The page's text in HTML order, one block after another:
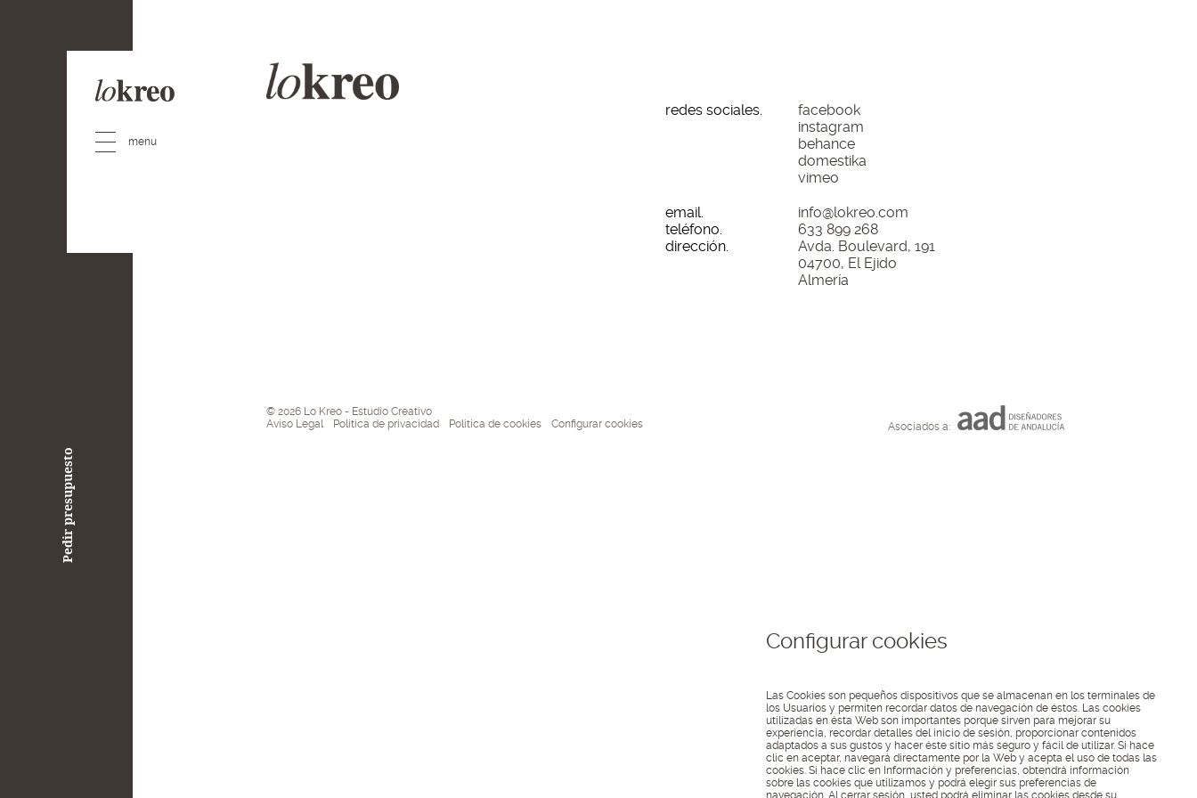
Pedir presupuesto
redes sociales.
facebook
instagram
behance
domestika
vimeo
email.
info@lokreo.com
teléfono.
633 899 268
dirección.
Avda. Boulevard, 191
04700, El Ejido
Almería
© 2026 Lo Kreo - Estudio Creativo
Aviso Legal
Política de privacidad Política de cookies Configurar cookies Asociados a:
Configurar cookies
Las Cookies son pequeños dispositivos que se almacenan en los terminales de
los Usuarios y permiten recordar datos de navegación de éstos. Las cookies
utilizadas en ésta Web son importantes porque sirven para mejorar su
experiencia, recordar detalles del inicio de sesión, proporcionar contenidos
adaptados a sus gustos y hacer éste sitio más seguro y fácil de utilizar. Si hace
clic en aceptar, navegará directamente por la Web y acepta el uso de todas las
cookies. Si hace clic en Información y preferencias, obtendrá información
sobre las cookies que utilizamos y podrá elegir sus preferencias de
navegación. Al cerrar sesión, usted podrá eliminar las cookies desde su